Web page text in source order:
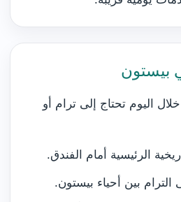
بيستون
اليوم تحتاج إلى ترام أو
الرئيسية أمام الفندق.
بين أحياء بيستون.